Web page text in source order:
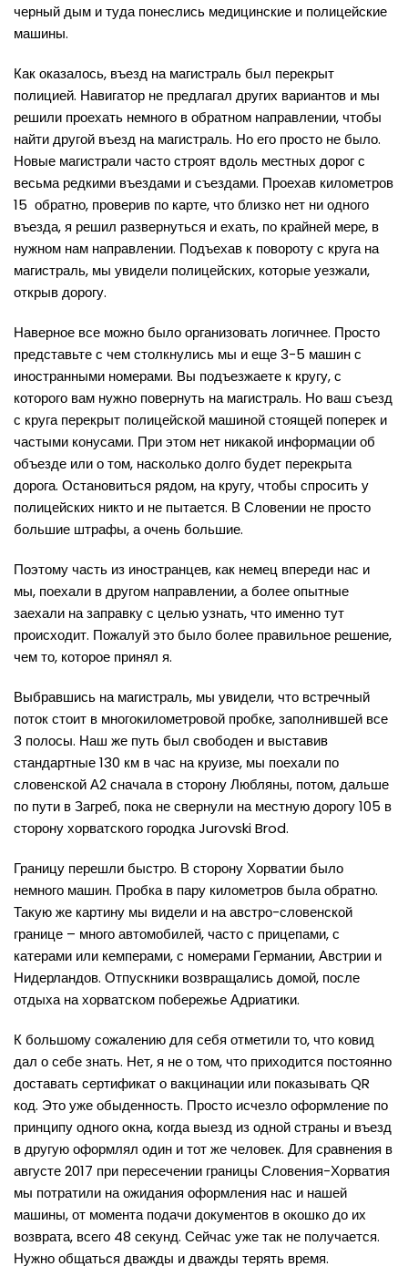
черный дым и туда понеслись медицинские и полицейские
машины.
Как оказалось, въезд на магистраль был перекрыт
полицией. Навигатор не предлагал других вариантов и мы
решили проехать немного в обратном направлении, чтобы
найти другой въезд на магистраль. Но его просто не было.
Новые магистрали часто строят вдоль местных дорог с
весьма редкими въездами и съездами. Проехав километров
15 обратно, проверив по карте, что близко нет ни одного
въезда, я решил развернуться и ехать, по крайней мере, в
нужном нам направлении. Подъехав к повороту с круга на
магистраль, мы увидели полицейских, которые уезжали,
открыв дорогу.
Наверное все можно было организовать логичнее. Просто
представьте с чем столкнулись мы и еще 3-5 машин с
иностранными номерами. Вы подъезжаете к кругу, с
которого вам нужно повернуть на магистраль. Но ваш съезд
с круга перекрыт полицейской машиной стоящей поперек и
частыми конусами. При этом нет никакой информации об
объезде или о том, насколько долго будет перекрыта
дорога. Остановиться рядом, на кругу, чтобы спросить у
полицейских никто и не пытается. В Словении не просто
большие штрафы, а очень большие.
Поэтому часть из иностранцев, как немец впереди нас и
мы, поехали в другом направлении, а более опытные
заехали на заправку с целью узнать, что именно тут
происходит. Пожалуй это было более правильное решение,
чем то, которое принял я.
Выбравшись на магистраль, мы увидели, что встречный
поток стоит в многокилометровой пробке, заполнившей все
3 полосы. Наш же путь был свободен и выставив
стандартные 130 км в час на круизе, мы поехали по
словенской А2 сначала в сторону Любляны, потом, дальше
по пути в Загреб, пока не свернули на местную дорогу 105 в
сторону хорватского городка Jurovski Brod.
Границу перешли быстро. В сторону Хорватии было
немного машин. Пробка в пару километров была обратно.
Такую же картину мы видели и на австро-словенской
границе – много автомобилей, часто с прицепами, с
катерами или кемперами, с номерами Германии, Австрии и
Нидерландов. Отпускники возвращались домой, после
отдыха на хорватском побережье Адриатики.
К большому сожалению для себя отметили то, что ковид
дал о себе знать. Нет, я не о том, что приходится постоянно
доставать сертификат о вакцинации или показывать QR
код. Это уже обыденность. Просто исчезло оформление по
принципу одного окна, когда выезд из одной страны и въезд
в другую оформлял один и тот же человек. Для сравнения в
августе 2017 при пересечении границы Словения-Хорватия
мы потратили на ожидания оформления нас и нашей
машины, от момента подачи документов в окошко до их
возврата, всего 48 секунд. Сейчас уже так не получается.
Нужно общаться дважды и дважды терять время.